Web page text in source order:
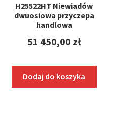
H25522HT Niewiadów
dwuosiowa przyczepa
handlowa
51 450,00 zł
Dodaj do koszyka